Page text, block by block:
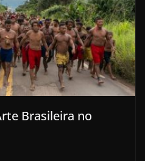
Brasileira no